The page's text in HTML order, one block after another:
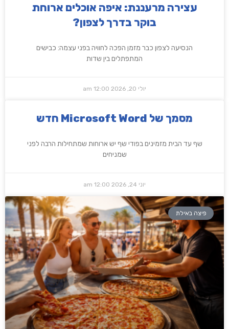
עצירה מרעננת: איפה אוכלים ארוחת
בוקר בדרך לצפון?
הנסיעה לצפון כבר מזמן הפכה לחוויה בפני עצמה: כבישים
המתפתלים בין שדות
יולי 20, 2026 12:00 am
‏‏מסמך של Microsoft Word חדש
שף עד הבית מזמינים בפודי שף יש ארוחות שמתחילות הרבה לפני
שמניחים
יוני 24, 2026 12:00 am
פיצה באילת